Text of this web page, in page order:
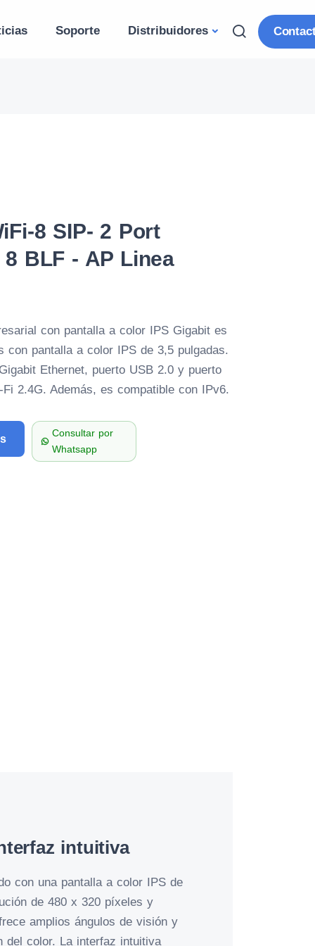
Soporte Distribuidores
8 SIP- 2 Port
BLF - AP Linea
con pantalla a color IPS Gigabit es
con pantalla a color IPS de 3,5 pulgadas.
Ethernet, puerto USB 2.0 y puerto
2.4G. Además, es compatible con IPv6.
Consultar por
Whatsapp
intuitiva
con una pantalla a color IPS de
de 480 x 320 píxeles y
amplios ángulos de visión y
del color. La interfaz intuitiva